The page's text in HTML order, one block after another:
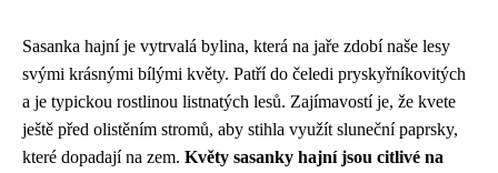
Sasanka hajní je vytrvalá bylina, která na jaře zdobí naše lesy
svými krásnými bílými květy. Patří do čeledi pryskyřníkovitých
a je typickou rostlinou listnatých lesů. Zajímavostí je, že kvete
ještě před olistěním stromů, aby stihla využít sluneční paprsky,
které dopadají na zem. Květy sasanky hajní jsou citlivé na